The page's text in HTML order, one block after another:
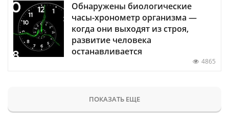
Обнаружены биологические
часы-хронометр организма —
когда они выходят из строя,
развитие человека
останавливается
4865
ПОКАЗАТЬ ЕЩЕ